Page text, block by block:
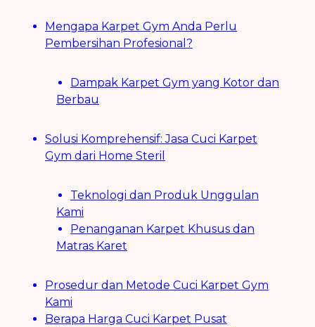
Mengapa Karpet Gym Anda Perlu
Pembersihan Profesional?
Dampak Karpet Gym yang Kotor dan
Berbau
Solusi Komprehensif: Jasa Cuci Karpet
Gym dari Home Steril
Teknologi dan Produk Unggulan
Kami
Penanganan Karpet Khusus dan
Matras Karet
Prosedur dan Metode Cuci Karpet Gym
Kami
Berapa Harga Cuci Karpet Pusat